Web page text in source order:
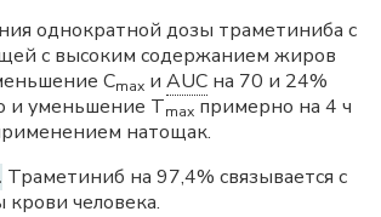
однократной дозы траметиниба с
с высоким содержанием жиров
Сmах и AUC на 70 и 24%
и уменьшение Tmах примерно на 4 ч
натощак.
Траметиниб на 97,4% связывается с
человека.